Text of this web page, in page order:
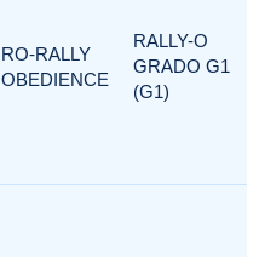
RO-RALLY
OBEDIENCE
RALLY-O
GRADO G1
(G1)